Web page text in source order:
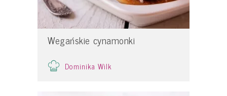
Wegańskie cynamonki
Dominika Wilk